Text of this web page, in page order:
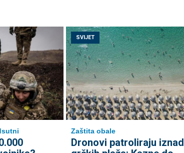
SVIJET
Zaštita obale
Dronovi patroliraju iznad